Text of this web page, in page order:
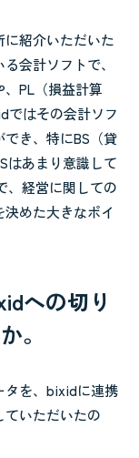
紹介いただいた
会計ソフトで、
PL（損益計算
ではその会計ソフ
き、特にBS（貸
はあまり意識して
、経営に関しての
めた大きなポイ
への切り
。
タを、bixidに連携
ていただいたの